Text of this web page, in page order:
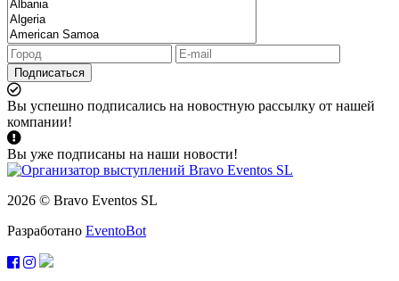
Подписаться
Вы успешно подписались на новостную рассылку от нашей
компании!
Вы уже подписаны на наши новости!
2026 © Bravo Eventos SL
Разработано EventoBot